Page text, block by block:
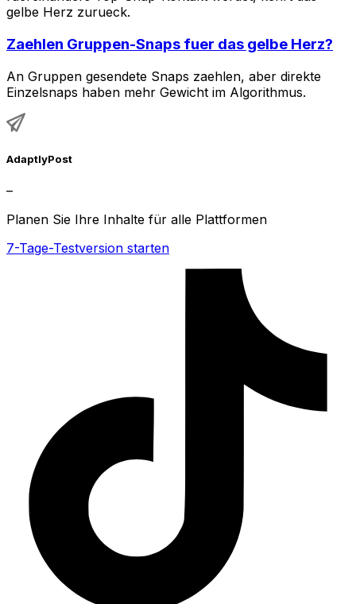
gelbe Herz zurueck.
Zaehlen Gruppen-Snaps fuer das gelbe Herz?
An Gruppen gesendete Snaps zaehlen, aber direkte
Einzelsnaps haben mehr Gewicht im Algorithmus.
AdaptlyPost
–
Planen Sie Ihre Inhalte für alle Plattformen
7-Tage-Testversion starten